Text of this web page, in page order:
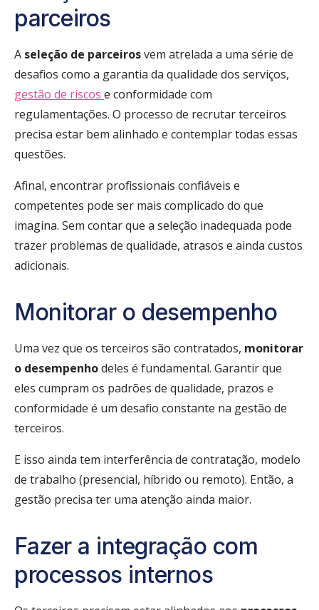
parceiros
A seleção de parceirosvem atrelada a uma série de
desafios como a garantia da qualidade dos serviços,
gestão de riscos e conformidade com
regulamentações. O processo de recrutar terceiros
precisa estar bem alinhado e contemplar todas essas
questões.
Afinal, encontrar profissionais confiáveis e
competentes pode ser mais complicado do que
imagina. Sem contar que a seleção inadequada pode
trazer problemas de qualidade, atrasos e ainda custos
adicionais.
Monitorar o desempenho
Uma vez que os terceiros são contratados, monitorar
o desempenhodeles é fundamental. Garantir que
eles cumpram os padrões de qualidade, prazos e
conformidade é um desafio constante na gestão de
terceiros.
E isso ainda tem interferência de contratação, modelo
de trabalho (presencial, híbrido ou remoto). Então, a
gestão precisa ter uma atenção ainda maior.
Fazer a integração com
processos internos